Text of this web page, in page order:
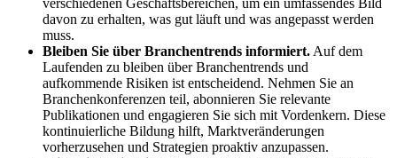
verschiedenen Geschäftsbereichen, um ein umfassendes Bild
davon zu erhalten, was gut läuft und was angepasst werden
muss.
Bleiben Sie über Branchentrends informiert.Auf dem
Laufenden zu bleiben über Branchentrends und
aufkommende Risiken ist entscheidend. Nehmen Sie an
Branchenkonferenzen teil, abonnieren Sie relevante
Publikationen und engagieren Sie sich mit Vordenkern. Diese
kontinuierliche Bildung hilft, Marktveränderungen
vorherzusehen und Strategien proaktiv anzupassen.